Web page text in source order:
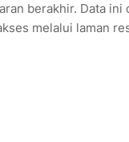
berakhir. Data
melalui laman